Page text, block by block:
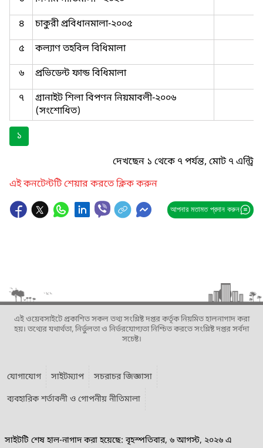
৪
চাকুরী প্রবিধানমালা-২০০৫
৫
কল্যাণ তহবিল বিধিমালা
৬
প্রভিডেন্ট ফান্ড বিধিমালা
৭
গ্রানাইট শিলা বিপণন নিয়মাবলী-২০০৬
(সংশোধিত)
১
দেখছেন ১ থেকে ৭ পর্যন্ত, মোট ৭ এন্ট্রি
এই কনটেন্টটি শেয়ার করতে ক্লিক করুন
আপনার মতামত প্রদান করুন
এই ওয়েবসাইটে প্রকাশিত সকল তথ্য সংশ্লিষ্ট দপ্তর কর্তৃক নিয়মিত হালনাগাদ করা
হয়। তথ্যের যথার্থতা, নির্ভুলতা ও নির্ভরযোগ্যতা নিশ্চিত করতে সংশ্লিষ্ট দপ্তর সর্বদা
সচেষ্ট।
যোগাযোগ সাইটম্যাপ
সচরাচর জিজ্ঞাসা
ব্যবহারিক শর্তাবলী ও গোপনীয় নীতিমালা
সাইটটি শেষ হাল-নাগাদ করা হয়েছে: বৃহস্পতিবার, ৬ আগস্ট, ২০২৬ এ